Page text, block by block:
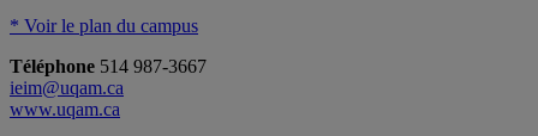
* Voir le plan du campus
Téléphone 514 987-3667
ieim@uqam.ca
www.uqam.ca